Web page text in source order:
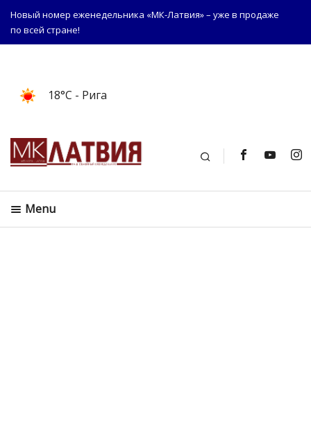
Новый номер еженедельника «МК-Латвия» – уже в продаже
по всей стране!
18°C - Рига
Поиск
Menu